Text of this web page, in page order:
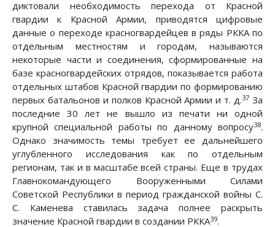
диктовали необходимость перехода от Красной
гвардии к Красной Армии, приводятся цифровые
данные о переходе красногвардейцев в ряды РККА по
отдельным местностям и городам, называются
некоторые части и соединения, сформированные на
базе красногвардейских отрядов, показывается работа
отдельных штабов Красной гвардии по формированию
первых батальонов и полков Красной Армии и т. д.37 За
последние 30 лет не вышло из печати ни одной
крупной специальной работы по данному вопросу38.
Однако значимость темы требует ее дальнейшего
углубленного исследования как по отдельным
регионам, так и в масштабе всей страны. Еще в трудах
Главнокомандующего Вооруженными Силами
Советской Республики в период гражданской войны С.
С. Каменева ставилась задача полнее раскрыть
значение Красной гвардии в создании РККА39.